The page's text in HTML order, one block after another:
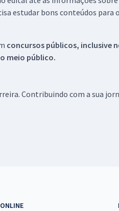
estudar bons conteúdos para
concursos públicos, inclusive
meio público.
Contribuindo com a sua